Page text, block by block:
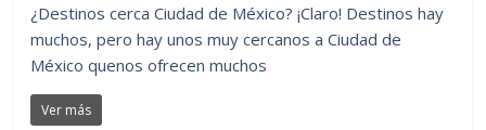
¿Destinos cerca Ciudad de México? ¡Claro! Destinos hay
muchos, pero hay unos muy cercanos a Ciudad de
México quenos ofrecen muchos
Ver más